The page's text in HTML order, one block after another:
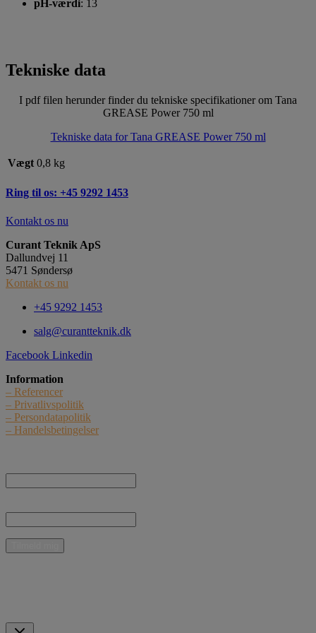
pH-værdi: 13
Tekniske data
I pdf filen herunder finder du tekniske specifikationer om Tana
GREASE Power 750 ml
Tekniske data for Tana GREASE Power 750 ml
Vægt 0,8 kg
Ring til os: +45 9292 1453
Kontakt os nu
Curant Teknik ApS
Dallundvej 11
5471 Søndersø
Kontakt os nu
+45 9292 1453
salg@curantteknik.dk
Facebook Linkedin
Information
– Referencer
– Privatlivspolitik
– Persondatapolitik
– Handelsbetingelser